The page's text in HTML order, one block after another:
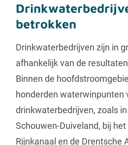
betrokken
Drinkwaterbedrijven zijn in
afhankelijk van de resultaten
Binnen de
honderden waterwinpunten
drinkwaterbedrijven, zoals
Schouwen-Duiveland, bij
Rijnkanaal en de Drentsche